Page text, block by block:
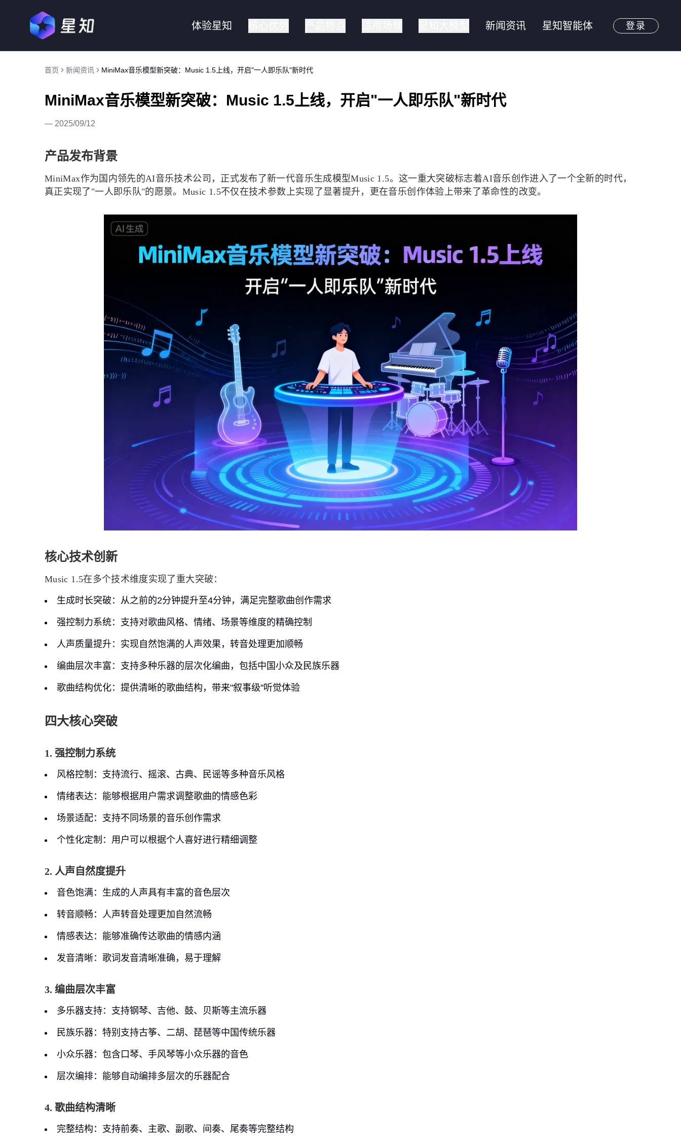
体验星知 新闻资讯 星知智能体 登录
首页 新闻资讯 MiniMax音乐模型新突破：Music 1.5上线，开启"一人即乐队"新时代
MiniMax音乐模型新突破：Music 1.5上线，开启"一人即乐队"新时代
— 2025/09/12
产品发布背景
MiniMax作为国内领先的AI音乐技术公司，正式发布了新一代音乐生成模型Music 1.5。这一重大突破标志着AI音乐创作进入了一个全新的时代，
真正实现了"一人即乐队"的愿景。Music 1.5不仅在技术参数上实现了显著提升，更在音乐创作体验上带来了革命性的改变。
核心技术创新
Music 1.5在多个技术维度实现了重大突破：
生成时长突破 ：从之前的2分钟提升至4分钟，满足完整歌曲创作需求
强控制力系统：支持对歌曲风格、情绪、场景等维度的精确控制
人声质量提升：实现自然饱满的人声效果，转音处理更加顺畅
编曲层次丰富 ：支持多种乐器的层次化编曲，包括中国小众及民族乐器
歌曲结构优化：提供清晰的歌曲结构，带来"叙事级"听觉体验
四大核心突破
1. 强控制力系统
风格控制 ：支持流行、摇滚、古典、民谣等多种音乐风格
情绪表达 ：能够根据用户需求调整歌曲的情感色彩
场景适配：支持不同场景的音乐创作需求
个性化定制 ：用户可以根据个人喜好进行精细调整
2. 人声自然度提升
音色饱满：生成的人声具有丰富的音色层次
转音顺畅 ：人声转音处理更加自然流畅
情感表达 ：能够准确传达歌曲的情感内涵
发音清晰：歌词发音清晰准确，易于理解
3. 编曲层次丰富
多乐器支持：支持钢琴、吉他、鼓、贝斯等主流乐器
民族乐器：特别支持古筝、二胡、琵琶等中国传统乐器
小众乐器：包含口琴、手风琴等小众乐器的音色
层次编排：能够自动编排多层次的乐器配合
4. 歌曲结构清晰
完整结构 ：支持前奏、主歌、副歌、间奏、尾奏等完整结构